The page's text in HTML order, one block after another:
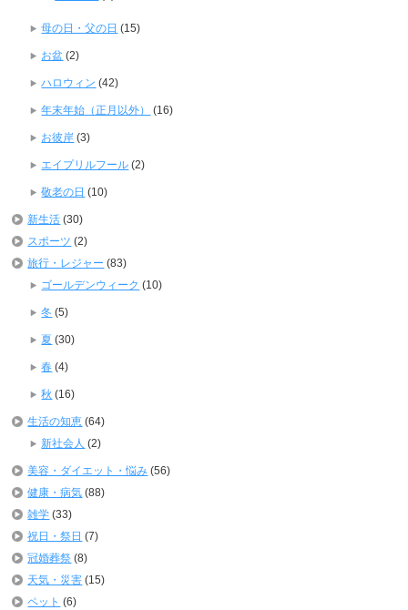
母の日・父の日 (15)
お盆 (2)
ハロウィン (42)
年末年始（正月以外） (16)
お彼岸 (3)
エイプリルフール (2)
敬老の日 (10)
新生活 (30)
スポーツ (2)
旅行・レジャー (83)
ゴールデンウィーク (10)
冬 (5)
夏 (30)
春 (4)
秋 (16)
生活の知恵 (64)
新社会人 (2)
美容・ダイエット・悩み (56)
健康・病気 (88)
雑学 (33)
祝日・祭日 (7)
冠婚葬祭 (8)
天気・災害 (15)
ペット (6)